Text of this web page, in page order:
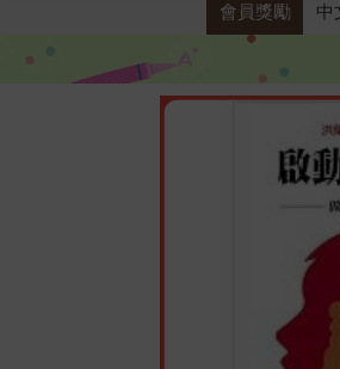
會員獎勵 中